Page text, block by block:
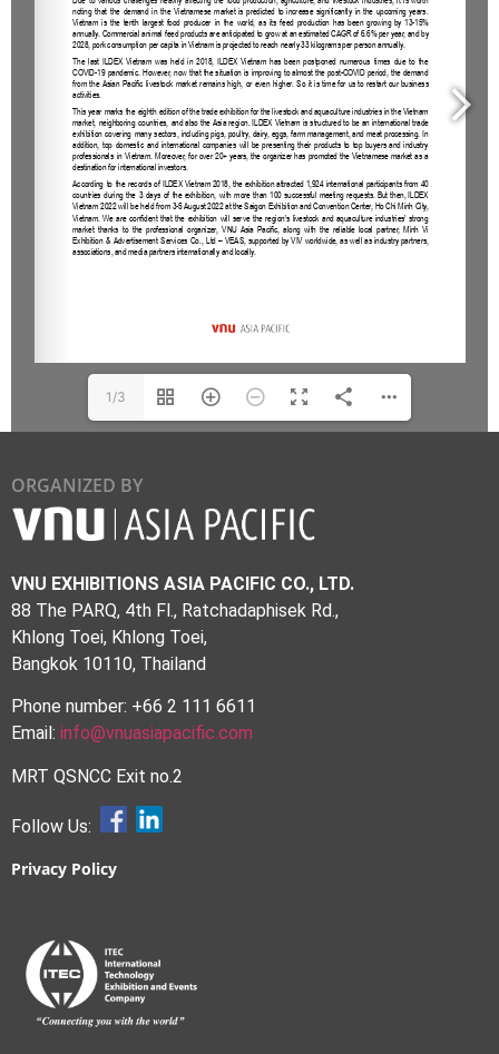
1/3
ORGANIZED BY
VNU EXHIBITIONS ASIA PACIFIC CO., LTD.
88 The PARQ, 4th Fl., Ratchadaphisek Rd.,
Khlong Toei, Khlong Toei,
Bangkok 10110, Thailand
Phone number: +66 2 111 6611
Email: info@vnuasiapacific.com
MRT QSNCC Exit no.2
Follow Us:
Privacy Policy